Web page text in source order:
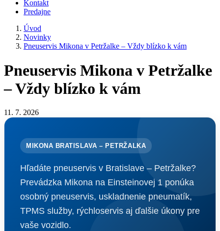
Kontakt
Predajne
Úvod
Novinky
Pneuservis Mikona v Petržalke – Vždy blízko k vám
Pneuservis Mikona v Petržalke
– Vždy blízko k vám
11. 7. 2026
MIKONA BRATISLAVA – PETRŽALKA
Hľadáte pneuservis v Bratislave – Petržalke?
Prevádzka Mikona na Einsteinovej 1 ponúka
osobný pneuservis, uskladnenie pneumatík,
TPMS služby, rýchloservis aj ďalšie úkony pre
vaše vozidlo.